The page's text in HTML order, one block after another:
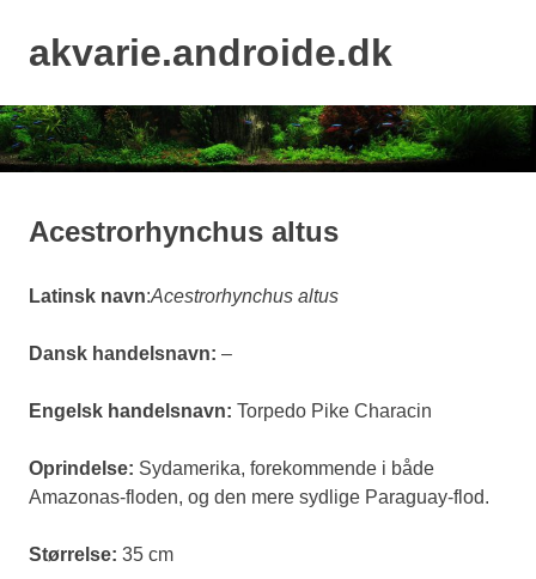
contentakvarie.androide.dk
Acestrorhynchus altus
Latinsk navn:Acestrorhynchus altus
Dansk handelsnavn: –
Engelsk handelsnavn: Torpedo Pike Characin
Oprindelse: Sydamerika, forekommende i både
Amazonas-floden, og den mere sydlige Paraguay-flod.
Størrelse: 35 cm